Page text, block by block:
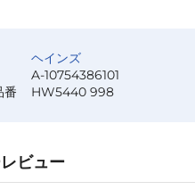
ヘインズ
A-10754386101
番
HW5440 998
ビュー